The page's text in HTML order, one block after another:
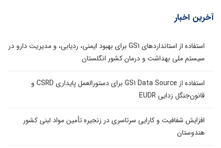
آخرین اخبار
استفاده از استانداردهای GS1 برای بهبود ایمنی، ردیابی، و مدیریت دارو در
سیستم ملی بهداشت و درمان کشور انگلستان
استفاده از GS1 Data Source برای دستورالعمل پایداری CSRD و
قانون‌جنگل زدایی EUDR
افزایش شفافیت و کارایی سرتاسری در زنجیره تأمین مواد لبنی کشور
هندوستان